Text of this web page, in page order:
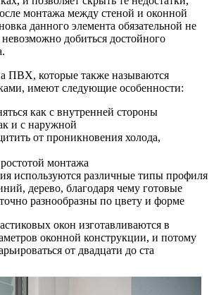
монтажа между стеной и оконной
данного элемента обязательной не
невозможно добиться достойного
ПВХ, которые также называются
имеют следующие особенности:
как с внутренней стороны
и с наружной
от проникновения холода,
монтажа
используются различные типы профиля
дерево, благодаря чему готовые
разнообразны по цвету и форме
окон изготавливаются в
оконной конструкции, и потому
от двадцати до ста